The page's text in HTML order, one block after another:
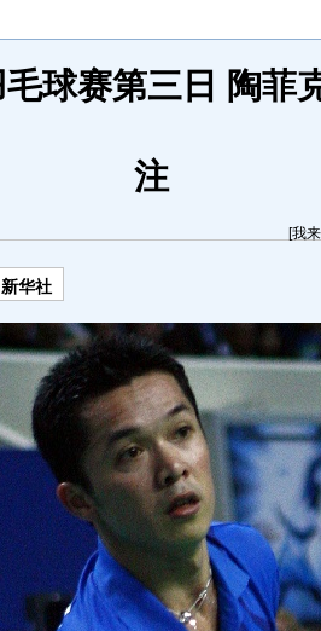
球赛第三日 陶菲
注
[我
新华社